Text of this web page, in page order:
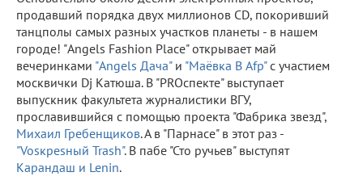
продавший порядка двух миллионов CD, покоривший
танцполы самых разных участков планеты - в нашем
городе! "Angels Fashion Place" открывает май
вечеринками "Angels Дача"и "Маёвка В Afp"с участием
москвички Dj Катюша. В "PROспекте" выступает
выпускник факультета журналистики ВГУ,
прославившийся с помощью проекта "Фабрика звезд",
Михаил Гребенщиков. А в "Парнасе" в этот раз -
"Vosкреsный Trash". В пабе "Сто ручьев" выступят
Карандаш и Lenin.